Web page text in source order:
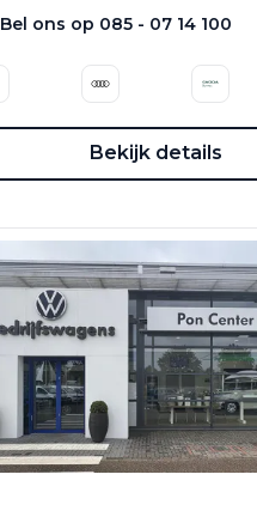
Bel ons op 085 - 07 14 100
Bekijk details